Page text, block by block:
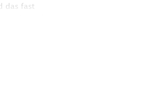
das fast
weil sie vor
zahlreiche
Heuss.
Tarifzone 1.